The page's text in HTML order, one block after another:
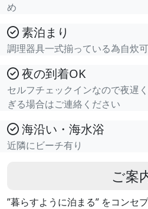
め
素泊まり
調理器具一式揃っている為自炊
夜の到着OK
セルフチェックインなので夜
ぎる場合はご連絡ください
海沿い・海水浴
近隣にビーチ有り
ご案
”暮らすように泊まる” をコンセプ